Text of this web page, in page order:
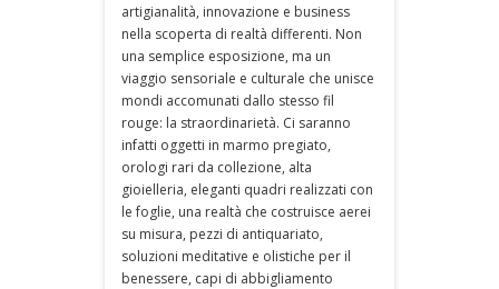
artigianalità, innovazione e business
nella scoperta di realtà differenti. Non
una semplice esposizione, ma un
viaggio sensoriale e culturale che unisce
mondi accomunati dallo stesso fil
rouge: la straordinarietà. Ci saranno
infatti oggetti in marmo pregiato,
orologi rari da collezione, alta
gioielleria, eleganti quadri realizzati con
le foglie, una realtà che costruisce aerei
su misura, pezzi di antiquariato,
soluzioni meditative e olistiche per il
benessere, capi di abbigliamento